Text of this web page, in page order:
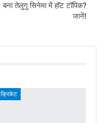
बना तेलुगु सिनेमा में हॉट टॉपिक?
जानें!
क्रिकेट